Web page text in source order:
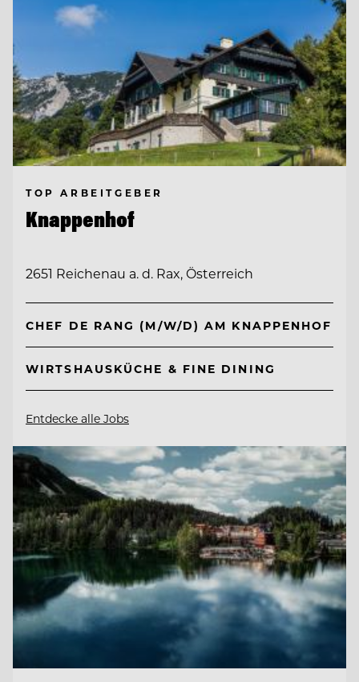
TOP ARBEITGEBER
Knappenhof
2651 Reichenau a. d. Rax, Österreich
CHEF DE RANG (M/W/D) AM KNAPPENHOF
WIRTSHAUSKÜCHE & FINE DINING
Entdecke alle Jobs